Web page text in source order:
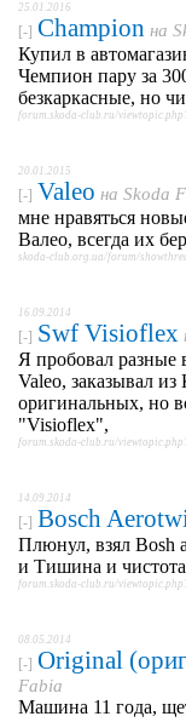
25.01.2016
[-] Champion на
Купил в
Чемпион пару за
безкаркасные, но
forum.skoda-club.ru/
20.01.2015
[-] Valeo на Skoda
мне нравяться
Валео, всегда их
skoda-club.org.ua/forum/
16.09.2014
[-] Swf Visioflex
Я пробовал разные
Valeo, заказывал
оригинальных, но
"Visioflex",
forum.skoda-club.ru/
14.09.2014
[-] Bosch
Плюнул, взял Bosh
и Тишина и
forum.skoda-club.ru/
08.05.2014
[-] Original
Fabia
Машина 11 года,